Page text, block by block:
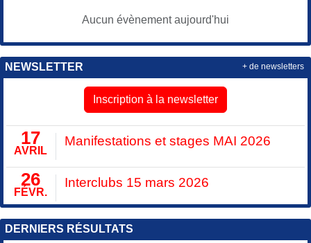
Aucun évènement aujourd'hui
NEWSLETTER
Inscription à la newsletter
17
AVRIL
Manifestations et stages MAI 2026
26
FÉVR.
Interclubs 15 mars 2026
+ de newsletters
DERNIERS RÉSULTATS